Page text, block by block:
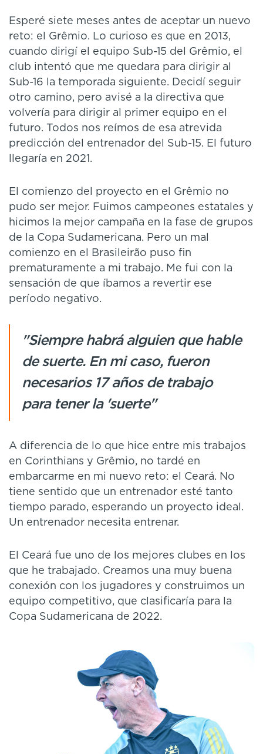
Esperé siete meses antes de aceptar un nuevo
reto: el Grêmio. Lo curioso es que en 2013,
cuando dirigí el equipo Sub-15 del Grêmio, el
club intentó que me quedara para dirigir al
Sub-16 la temporada siguiente. Decidí seguir
otro camino, pero avisé a la directiva que
volvería para dirigir al primer equipo en el
futuro. Todos nos reímos de esa atrevida
predicción del entrenador del Sub-15. El futuro
llegaría en 2021.
El comienzo del proyecto en el Grêmio no
pudo ser mejor. Fuimos campeones estatales y
hicimos la mejor campaña en la fase de grupos
de la Copa Sudamericana. Pero un mal
comienzo en el Brasileirão puso fin
prematuramente a mi trabajo. Me fui con la
sensación de que íbamos a revertir ese
período negativo.
"Siempre habrá alguien que hable
de suerte. En mi caso, fueron
necesarios 17 años de trabajo
para tener la 'suerte"
A diferencia de lo que hice entre mis trabajos
en Corinthians y Grêmio, no tardé en
embarcarme en mi nuevo reto: el Ceará. No
tiene sentido que un entrenador esté tanto
tiempo parado, esperando un proyecto ideal.
Un entrenador necesita entrenar.
El Ceará fue uno de los mejores clubes en los
que he trabajado. Creamos una muy buena
conexión con los jugadores y construimos un
equipo competitivo, que clasificaría para la
Copa Sudamericana de 2022.